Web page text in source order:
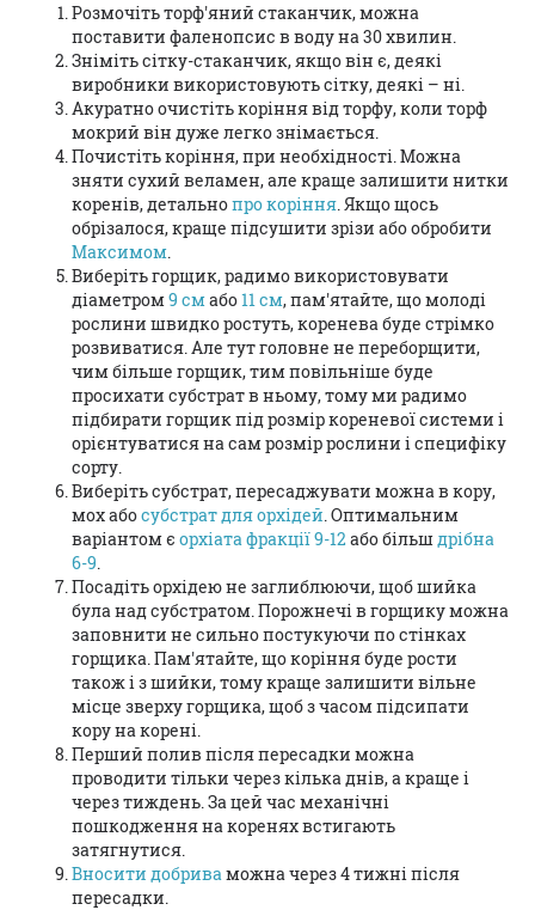
Розмочіть торф'яний стаканчик, можна
поставити фаленопсис в воду на 30 хвилин.
Зніміть сітку-стаканчик, якщо він є, деякі
виробники використовують сітку, деякі – ні.
Акуратно очистіть коріння від торфу, коли торф
мокрий він дуже легко знімається.
Почистіть коріння, при необхідності. Можна
зняти сухий веламен, але краще залишити нитки
коренів, детальнопро коріння. Якщо щось
обрізалося, краще підсушити зрізи або обробити
Максимом.
Виберіть горщик, радимо використовувати
діаметром9 смабо11 см, пам'ятайте, що молоді
рослини швидко ростуть, коренева буде стрімко
розвиватися. Але тут головне не переборщити,
чим більше горщик, тим повільніше буде
просихати субстрат в ньому, тому ми радимо
підбирати горщик під розмір кореневої системи і
орієнтуватися на сам розмір рослини і специфіку
сорту.
Виберіть субстрат, пересаджувати можна в кору,
мох абосубстрат для орхідей. Оптимальним
варіантом є орхіата фракції 9-12 або більшдрібна
6-9.
Посадіть орхідею не заглиблюючи, щоб шийка
була над субстратом. Порожнечі в горщику можна
заповнити не сильно постукуючи по стінках
горщика. Пам'ятайте, що коріння буде рости
також і з шийки, тому краще залишити вільне
місце зверху горщика, щоб з часом підсипати
кору на корені.
Перший полив після пересадки можна
проводити тільки через кілька днів, а краще і
через тиждень. За цей час механічні
пошкодження на коренях встигають
затягнутися.
Вносити добриваможна через 4 тижні після
пересадки.